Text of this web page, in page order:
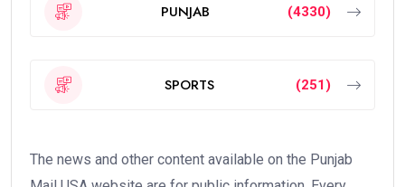
PUNJAB (4330)
SPORTS (251)
The news and other content available on the Punjab